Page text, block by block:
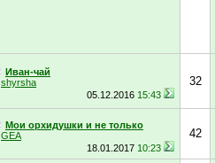
Иван-чай
shyrsha
05.12.2016 15:43
32
Мои орхидушки и не только
GEA
18.01.2017 10:23
42